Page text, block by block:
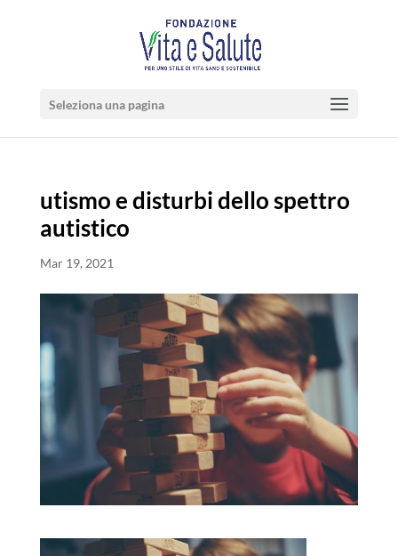
Seleziona una pagina
utismo e disturbi dello spettro
autistico
Mar 19, 2021